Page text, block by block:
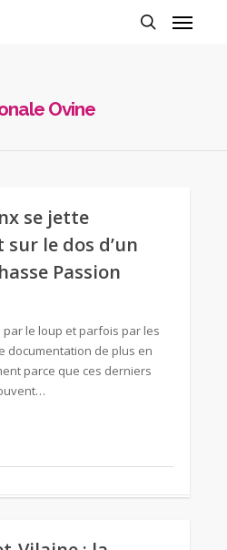
Ovine
se jette
le dos d’un
Passion
par le loup et parfois par les
documentation de plus en
parce que ces derniers